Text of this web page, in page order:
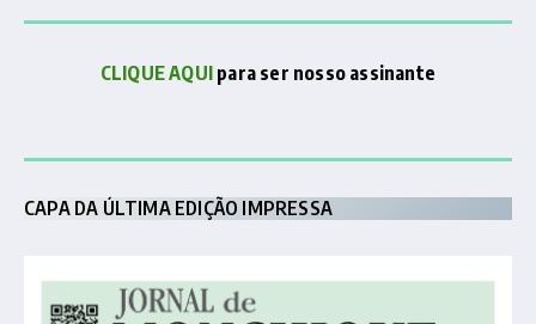
CLIQUE AQUI para ser nosso assinante
CAPA DA ÚLTIMA EDIÇÃO IMPRESSA